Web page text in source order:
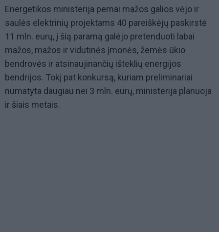
Energetikos ministerija pernai mažos galios vėjo ir
saulės elektrinių projektams 40 pareiškėjų paskirstė
11 mln. eurų, į šią paramą galėjo pretenduoti labai
mažos, mažos ir vidutinės įmonės, žemės ūkio
bendrovės ir atsinaujinančių išteklių energijos
bendrijos. Tokį pat konkursą, kuriam preliminariai
numatyta daugiau nei 3 mln. eurų, ministerija planuoja
ir šiais metais.